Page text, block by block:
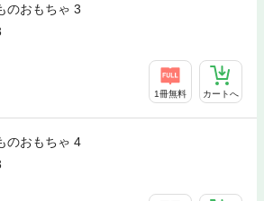
のおもちゃ 3
1冊無料 カートへ
のおもちゃ 4